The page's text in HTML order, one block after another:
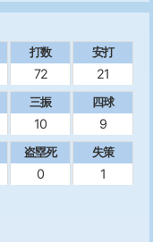
打数
72
安打
21
三振
10
四球
9
盗塁死
0
失策
1